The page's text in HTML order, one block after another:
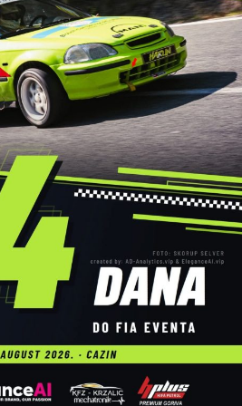
cijele trase bila je zadužena
– Stanica Cazin, čiji su
pratili događaj i osigurali da
manifestaciji dali su brojni
kojima su posebnu pažnju privukli
koji su izazvali oduševljenje
program.
atmosfera i pozitivna energija
daCazinska unska regata
godinama preraste u jedan
sportskih događaja u Bosni i
svim učesnicima,
prisustvom doprinijeli uspjehu